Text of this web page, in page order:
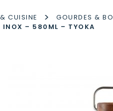
CUISINE > GOURDES &
INOX – 580ML – TYOKA